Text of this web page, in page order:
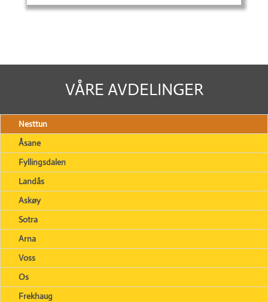
VÅRE AVDELINGER
Nesttun
Åsane
Fyllingsdalen
Landås
Askøy
Sotra
Arna
Voss
Os
Frekhaug